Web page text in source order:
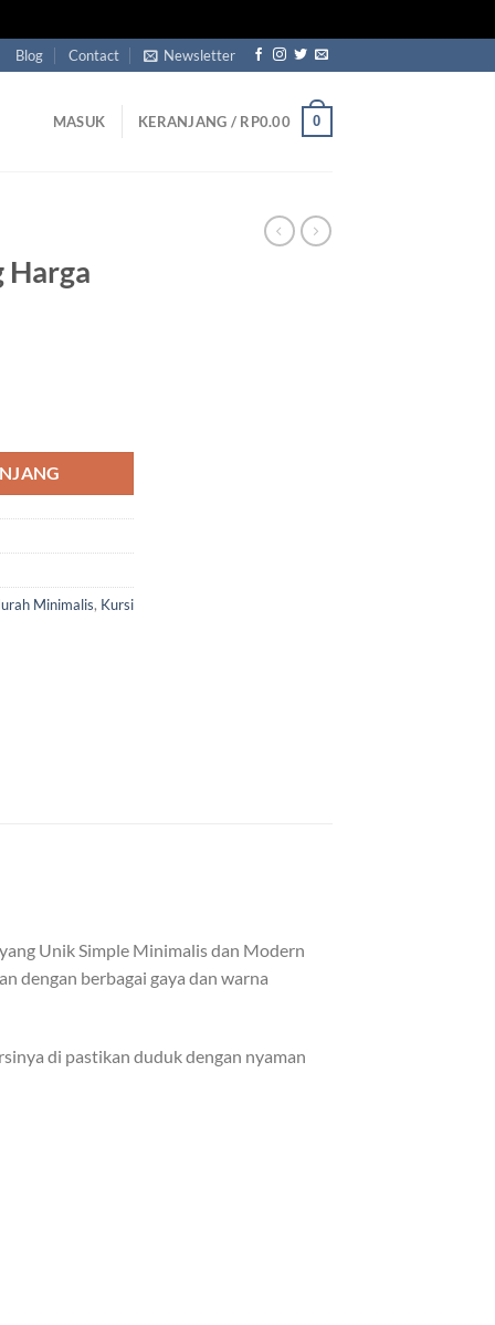
Blog Contact Newsletter
MASUK KERANJANG / RP0.00 0
Harga
Minimalis, Kursi
Unik Simple Minimalis dan Modern
dengan berbagai gaya dan warna
di pastikan duduk dengan nyaman